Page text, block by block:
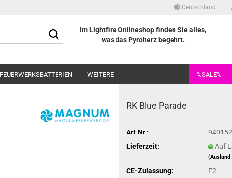
Deutschland
Suche...Im Lightfire Onlineshop finden Sie alles,
was das Pyroherz begehrt.
FEUERWERKSBATTERIEN %SALE%
WEITERE
RK Blue Parade
Art.Nr.:
940152
Lieferzeit:
Auf
(Ausland
CE-Zulassung:
F2